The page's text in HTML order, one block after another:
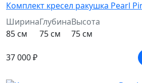
Комплект кресел ракушка Pearl
Ширина
85 см
Глубина
75 см
Высота
75 см
37 000 ₽